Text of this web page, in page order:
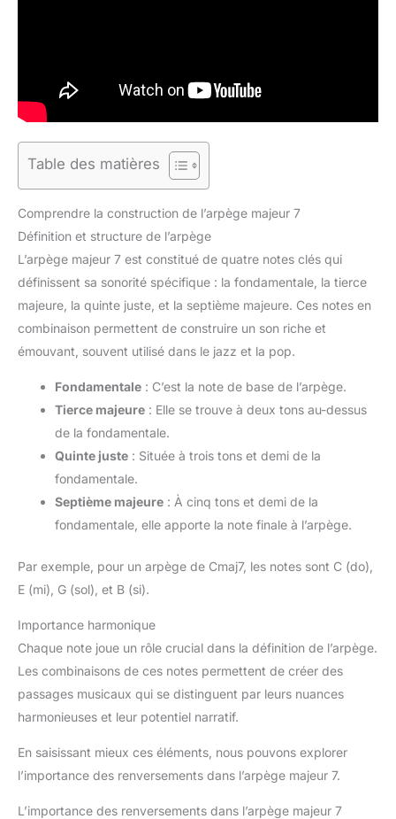
Table des matières
Comprendre la construction de l’arpège majeur 7
Définition et structure de l’arpège
L’arpège majeur 7 est constitué de quatre notes clés qui
définissent sa sonorité spécifique : la fondamentale, la tierce
majeure, la quinte juste, et la septième majeure. Ces notes en
combinaison permettent de construire un son riche et
émouvant, souvent utilisé dans le jazz et la pop.
Fondamentale : C’est la note de base de l’arpège.
Tierce majeure : Elle se trouve à deux tons au-dessus
de la fondamentale.
Quinte juste : Située à trois tons et demi de la
fondamentale.
Septième majeure : À cinq tons et demi de la
fondamentale, elle apporte la note finale à l’arpège.
Par exemple, pour un arpège de Cmaj7, les notes sont C (do),
E (mi), G (sol), et B (si).
Importance harmonique
Chaque note joue un rôle crucial dans la définition de l’arpège.
Les combinaisons de ces notes permettent de créer des
passages musicaux qui se distinguent par leurs nuances
harmonieuses et leur potentiel narratif.
En saisissant mieux ces éléments, nous pouvons explorer
l’importance des renversements dans l’arpège majeur 7.
L’importance des renversements dans l’arpège majeur 7